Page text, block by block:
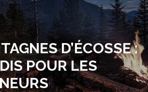
D’ÉCOSSE :
POUR LES